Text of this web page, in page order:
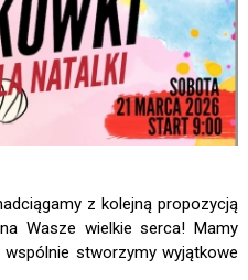
z kolejną propozycją
Wasze wielkie serca! Mamy
stworzymy wyjątkowe